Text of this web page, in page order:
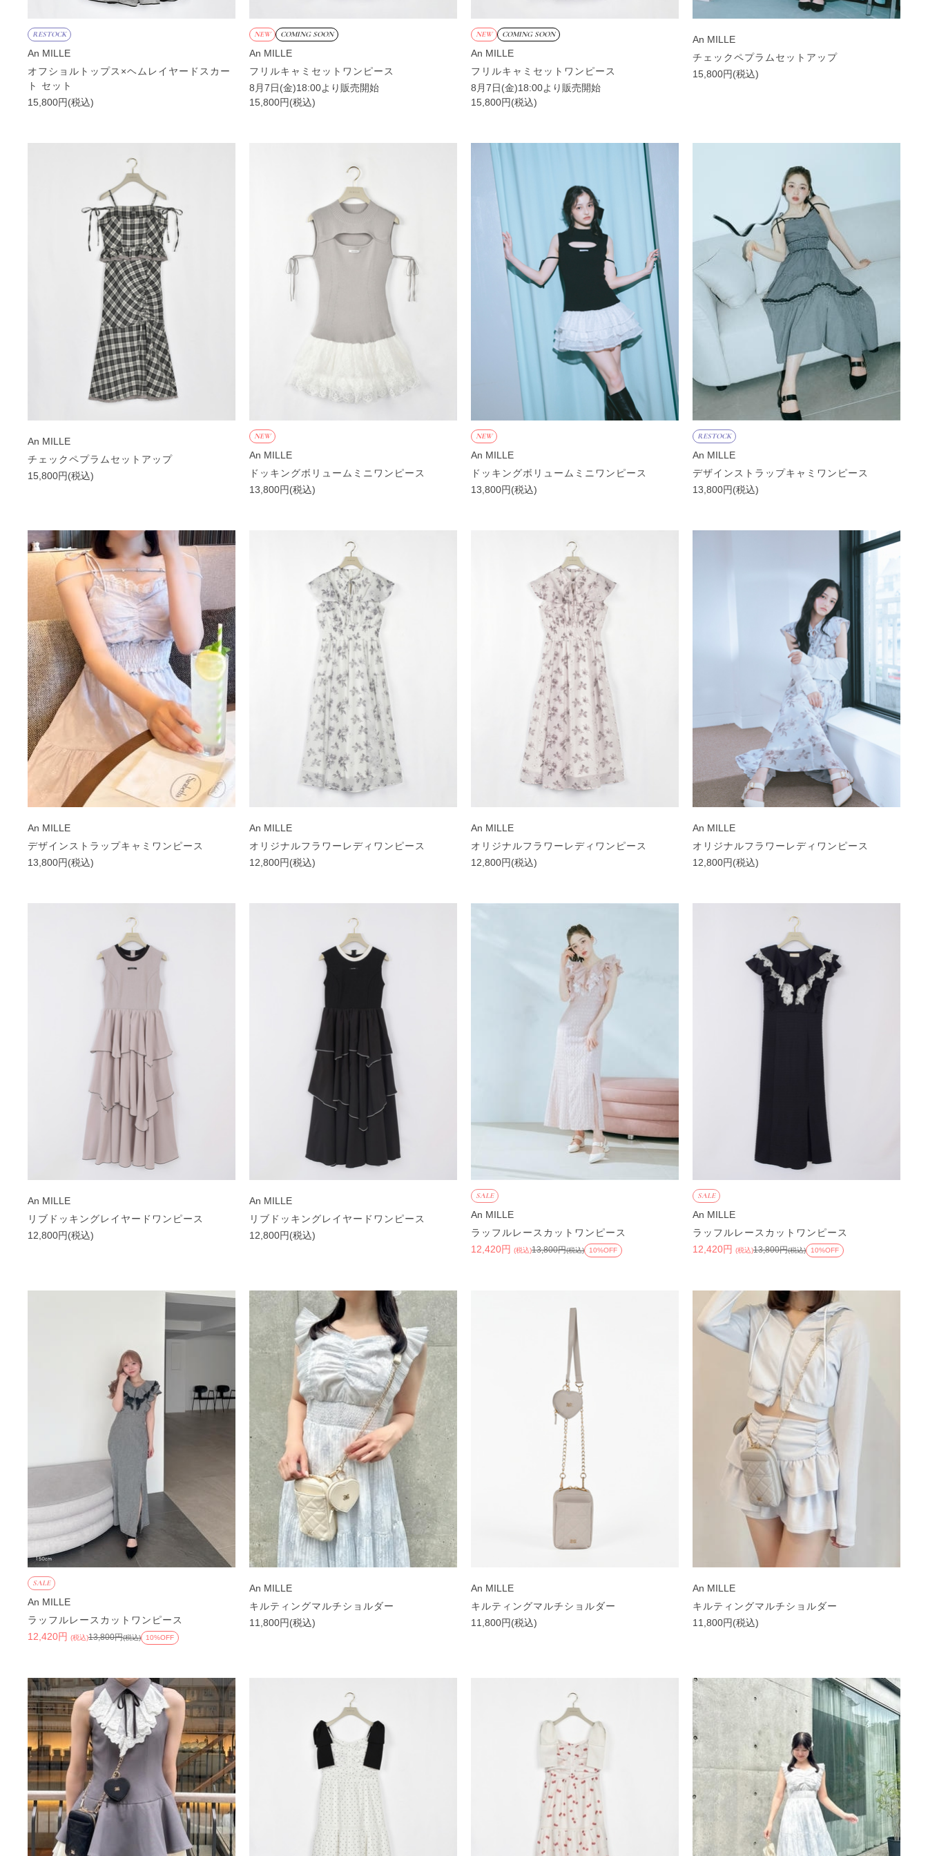
RESTOCK
An MILLE
オフショルトップス×ヘムレイヤードスカー
ト セット
15,800円(税込)
NEW COMING SOON
An MILLE
フリルキャミセットワンピース
8月7日(金)18:00より販売開始
15,800円(税込)
NEW COMING SOON
An MILLE
フリルキャミセットワンピース
8月7日(金)18:00より販売開始
15,800円(税込)
An MILLE
チェックペプラムセットアップ
15,800円(税込)
An MILLE
チェックペプラムセットアップ
15,800円(税込)
NEW
An MILLE
ドッキングボリュームミニワンピース
13,800円(税込)
NEW
An MILLE
ドッキングボリュームミニワンピース
13,800円(税込)
RESTOCK
An MILLE
デザインストラップキャミワンピース
13,800円(税込)
An MILLE
デザインストラップキャミワンピース
13,800円(税込)
An MILLE
オリジナルフラワーレディワンピース
12,800円(税込)
An MILLE
オリジナルフラワーレディワンピース
12,800円(税込)
An MILLE
オリジナルフラワーレディワンピース
12,800円(税込)
An MILLE
リブドッキングレイヤードワンピース
12,800円(税込)
An MILLE
リブドッキングレイヤードワンピース
12,800円(税込)
SALE
An MILLE
ラッフルレースカットワンピース
12,420円 (税込)13,800円(税込) 10%OFF
SALE
An MILLE
ラッフルレースカットワンピース
12,420円 (税込)13,800円(税込) 10%OFF
SALE
An MILLE
ラッフルレースカットワンピース
12,420円 (税込)13,800円(税込) 10%OFF
An MILLE
キルティングマルチショルダー
11,800円(税込)
An MILLE
キルティングマルチショルダー
11,800円(税込)
An MILLE
キルティングマルチショルダー
11,800円(税込)